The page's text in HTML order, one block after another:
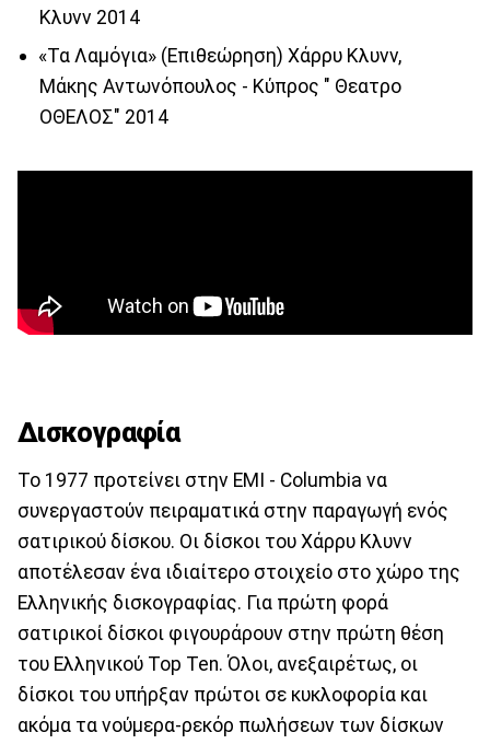
Κλυνν 2014
«Τα Λαμόγια» (Επιθεώρηση) Χάρρυ Κλυνν,
Μάκης Αντωνόπουλος - Κύπρος " Θεατρο
ΟΘΕΛΟΣ" 2014
Δισκογραφία
Το 1977 προτείνει στην EMI - Columbia να
συνεργαστούν πειραματικά στην παραγωγή ενός
σατιρικού δίσκου. Oι δίσκοι του Xάρρυ Kλυνν
αποτέλεσαν ένα ιδιαίτερο στοιχείο στο χώρο της
Eλληνικής δισκογραφίας. Για πρώτη φορά
σατιρικοί δίσκοι φιγουράρουν στην πρώτη θέση
του Ελληνικού Top Ten. Όλοι, ανεξαιρέτως, οι
δίσκοι του υπήρξαν πρώτοι σε κυκλοφορία και
ακόμα τα νούμερα-ρεκόρ πωλήσεων των δίσκων